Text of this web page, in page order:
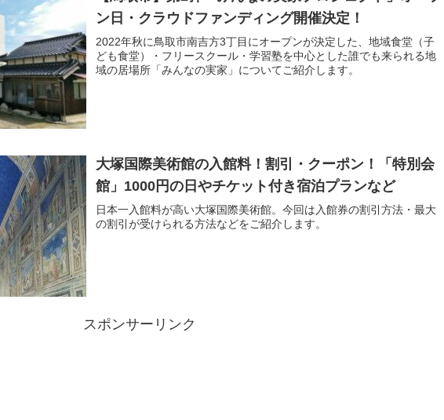
ン日・クラウドファンディング開催決定！
2022年秋に鳥取市南吉方3丁目にオープンが決定した、地域食堂（子
ども食堂）・フリースクール・学習塾を中心とした誰でも来られる地
域の居場所「みんなの実家」についてご紹介します。
大塚国際美術館の入館料！割引・クーポン！「特別会
館」1000円の日やチケット付き宿泊プランなど
日本一入館料が高い大塚国際美術館。今回は入館券の割引方法・最大
の割引が受けられる方法などをご紹介します。
スポンサーリンク